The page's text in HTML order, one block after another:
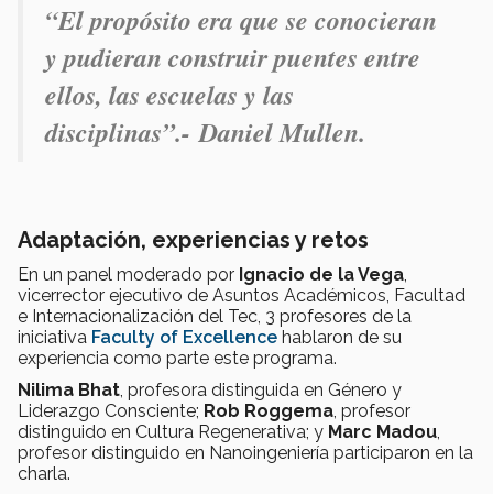
“El propósito era que se conocieran
y pudieran construir puentes entre
ellos, las escuelas y las
disciplinas”.- Daniel Mullen.
Adaptación, experiencias y retos
En un panel moderado por Ignacio de la Vega,
vicerrector ejecutivo de Asuntos Académicos, Facultad
e Internacionalización del Tec, 3 profesores de la
iniciativa Faculty of Excellence hablaron de su
experiencia como parte este programa.
Nilima Bhat, profesora distinguida en Género y
Liderazgo Consciente; Rob Roggema, profesor
distinguido en Cultura Regenerativa; y Marc Madou,
profesor distinguido en Nanoingeniería participaron en la
charla.